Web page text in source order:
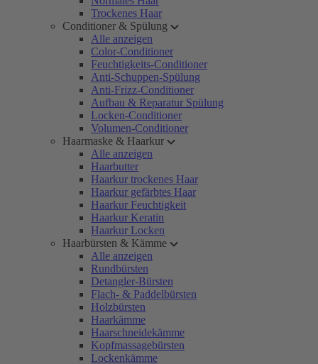
Trockenes Haar
Conditioner & Spülung
Alle anzeigen
Color-Conditioner
Feuchtigkeits-Conditioner
Anti-Schuppen-Spülung
Anti-Frizz-Conditioner
Aufbau & Reparatur Spülung
Locken-Conditioner
Volumen-Conditioner
Haarmaske & Haarkur
Alle anzeigen
Haarbutter
Haarkur trockenes Haar
Haarkur gefärbtes Haar
Haarkur Feuchtigkeit
Haarkur Keratin
Haarkur Locken
Haarbürsten & Kämme
Alle anzeigen
Rundbürsten
Detangler-Bürsten
Flach- & Paddelbürsten
Holzbürsten
Haarkämme
Haarschneidekämme
Kopfmassagebürsten
Lockenkämme